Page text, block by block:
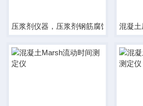
压浆剂仪器，压浆剂钢筋腐蚀测量仪混凝土